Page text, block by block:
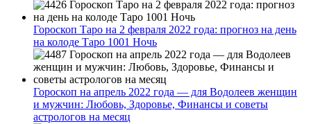
Гороскоп Таро на 2 февраля 2022 года: прогноз на день
на колоде Таро 1001 Ночь
Гороскоп на апрель 2022 года — для Водолеев женщин
и мужчин: Любовь, Здоровье, Финансы и советы
астрологов на месяц